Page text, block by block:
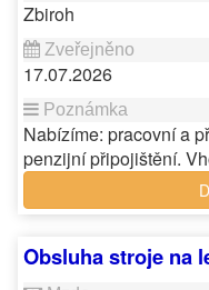
Zbiroh
17.07.2026
Nabízíme: pracovní a
penzijní připojištění.
Obsluha stroje na